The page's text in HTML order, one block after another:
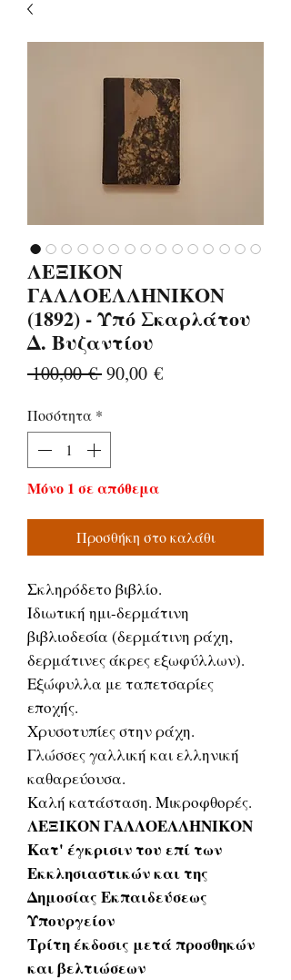
ΛΕΞΙΚΟΝ
ΓΑΛΛΟΕΛΛΗΝΙΚΟΝ
(1892) - Υπό Σκαρλάτου
Δ. Βυζαντίου
100,00 € Κανονική
90,00 €Τιμή
Ποσότητα *
Μόνο 1 σε απόθεμα
Προσθήκη στο καλάθι
Σκληρόδετο βιβλίο.
Ιδιωτική ημι-δερμάτινη
βιβλιοδεσία (δερμάτινη ράχη,
δερμάτινες άκρες εξωφύλλων).
Εξώφυλλα με ταπετσαρίες
εποχής.
Χρυσοτυπίες στην ράχη.
Γλώσσες γαλλική και ελληνική
καθαρεύουσα.
Καλή κατάσταση. Μικροφθορές.
ΛΕΞΙΚΟΝ ΓΑΛΛΟΕΛΛΗΝΙΚΟΝ
Κατ' έγκρισιν του επί των
Εκκλησιαστικών και της
Δημοσίας Εκπαιδεύσεως
Υπουργείον
Τρίτη έκδοσις μετά προσθηκών
και βελτιώσεων